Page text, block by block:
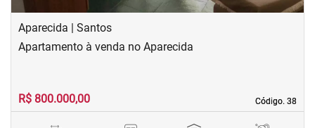
Aparecida | Santos
Código. 38
Código. 38
Apartamento à venda no Aparecida
R$ 800.000,00